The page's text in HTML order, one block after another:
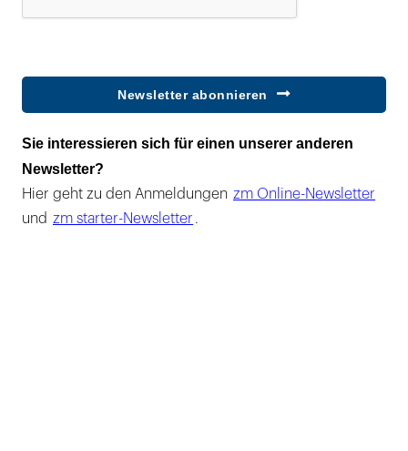
Newsletter abonnieren
Sie interessieren sich für einen unserer anderen
Newsletter?
Hier geht zu den Anmeldungen zm Online-Newsletter
und zm starter-Newsletter .